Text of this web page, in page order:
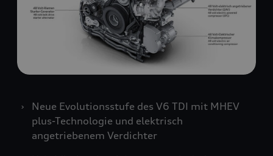
Neue Evolutionsstufe des V6 TDI mit MHEV
plus-Technologie und elektrisch
angetriebenem Verdichter